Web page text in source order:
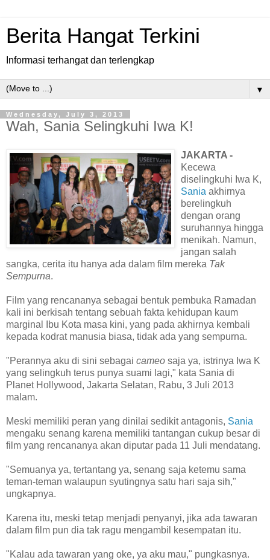
Berita Hangat Terkini
Informasi terhangat dan terlengkap
▼
Wednesday, July 3, 2013
Wah, Sania Selingkuhi Iwa K!
JAKARTA -
Kecewa
diselingkuhi Iwa K,
Sania akhirnya
berelingkuh
dengan orang
suruhannya hingga
menikah. Namun,
jangan salah
sangka, cerita itu hanya ada dalam film mereka Tak
Sempurna.
Film yang rencananya sebagai bentuk pembuka Ramadan
kali ini berkisah tentang sebuah fakta kehidupan kaum
marginal Ibu Kota masa kini, yang pada akhirnya kembali
kepada kodrat manusia biasa, tidak ada yang sempurna.
"Perannya aku di sini sebagai cameo saja ya, istrinya Iwa K
yang selingkuh terus punya suami lagi," kata Sania di
Planet Hollywood, Jakarta Selatan, Rabu, 3 Juli 2013
malam.
Meski memiliki peran yang dinilai sedikit antagonis, Sania
mengaku senang karena memiliki tantangan cukup besar di
film yang rencananya akan diputar pada 11 Juli mendatang.
"Semuanya ya, tertantang ya, senang saja ketemu sama
teman-teman walaupun syutingnya satu hari saja sih,"
ungkapnya.
Karena itu, meski tetap menjadi penyanyi, jika ada tawaran
dalam film pun dia tak ragu mengambil kesempatan itu.
"Kalau ada tawaran yang oke, ya aku mau," pungkasnya.